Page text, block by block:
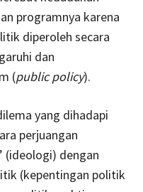
programnya karena
diperoleh secara
dan
(public policy).
yang dihadapi
perjuangan
(ideologi) dengan
(kepentingan politik